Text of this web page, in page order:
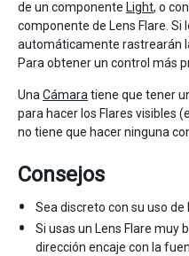
de un componente Light, o
componente de Lens Flare. Si
automáticamente rastrearán
Para obtener un control más
Una Cámara tiene que tener
para hacer los Flares visibles
no tiene que hacer ninguna
Consejos
Sea discreto con su uso de
Si usas un Lens Flare muy
dirección encaje con la